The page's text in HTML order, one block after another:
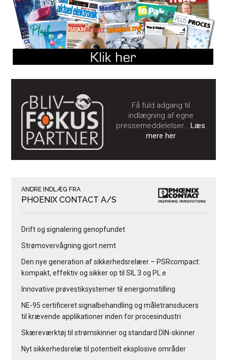
Få fuld adgang til
indlægning af egne
pressemeddelelser…Læs
mere her
ANDRE INDLÆG FRA
PHOENIX CONTACT A/S
Drift og signalering genopfundet
Strømovervågning gjort nemt
Den nye generation af sikkerhedsrelæer – PSRcompact:
kompakt, effektiv og sikker op til SIL 3 og PL e
Innovative prøvestiksystemer til energiomstilling
NE-95 certificeret signalbehandling og måletransducers
til krævende applikationer inden for procesindustri
Skæreværktøj til strømskinner og standard DIN-skinner
Nyt sikkerhedsrelæ til potentielt eksplosive områder